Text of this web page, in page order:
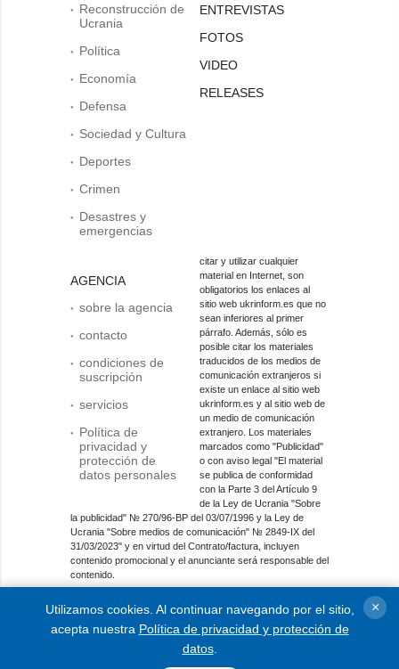
Reconstrucción de
Ucrania
Política
Economía
Defensa
Sociedad y Cultura
Deportes
Crimen
Desastres y
emergencias
AGENCIA
sobre la agencia
contacto
condiciones de
suscripción
servicios
Política de
privacidad y
protección de
datos personales
ENTREVISTAS
FOTOS
VIDEO
RELEASES
citar y utilizar cualquier
material en Internet, son
obligatorios los enlaces al
sitio web ukrinform.es que no
sean inferiores al primer
párrafo. Además, sólo es
posible citar los materiales
traducidos de los medios de
comunicación extranjeros si
existe un enlace al sitio web
ukrinform.es y al sitio web de
un medio de comunicación
extranjero. Los materiales
marcados como "Publicidad"
o con aviso legal "El material
se publica de conformidad
con la Parte 3 del Artículo 9
de la Ley de Ucrania "Sobre
la publicidad" № 270/96-ВР del 03/07/1996 y la Ley de
Ucrania "Sobre medios de comunicación" № 2849-IX del
31/03/2023" y en virtud del Contrato/factura, incluyen
contenido promocional y el anunciante será responsable del
contenido.
Entidad de medios en línea; identificador de medios: R40-
01421.
© 2015-2026 Ukrinform. Todos los derechos reservados.
Utilizamos cookies. Al continuar navegando por el sitio,
acepta nuestra Política de privacidad y protección de
datos.
×